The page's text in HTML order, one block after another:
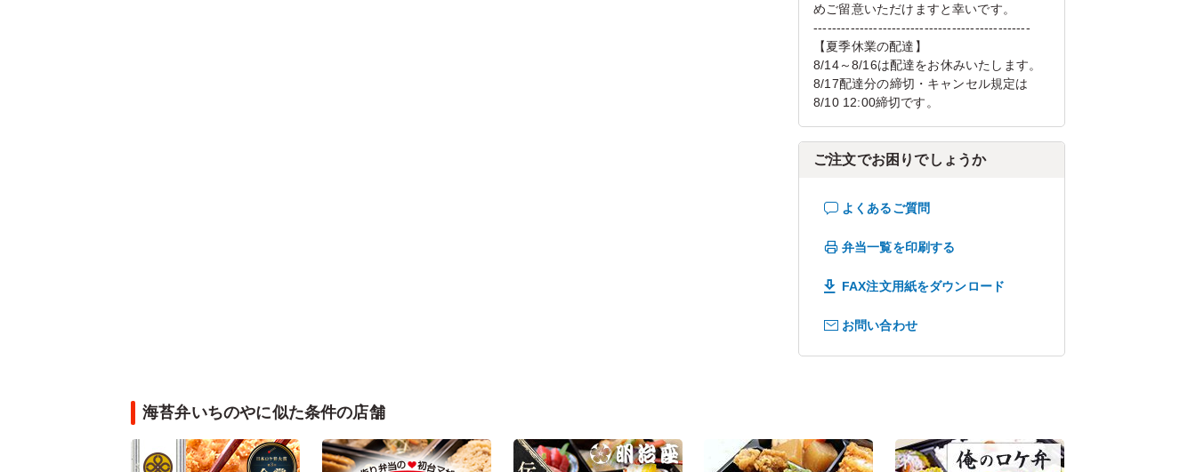
めご留意いただけますと幸いです。
-----------------------------------------------
【夏季休業の配達】
8/14～8/16は配達をお休みいたします。
8/17配達分の締切・キャンセル規定は
8/10 12:00締切です。
ご注文でお困りでしょうか
よくあるご質問
弁当一覧を印刷する
FAX注文用紙をダウンロード
お問い合わせ
海苔弁いちのやに似た条件の店舗